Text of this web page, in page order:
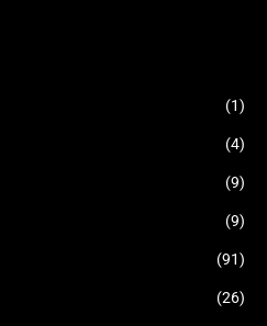
(1)
(4)
(9)
(9)
(91)
(26)